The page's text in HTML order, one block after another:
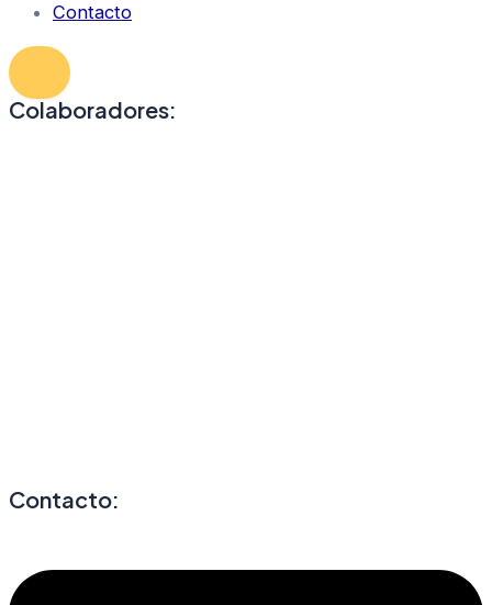
Contacto
Colaboradores:
Contacto: